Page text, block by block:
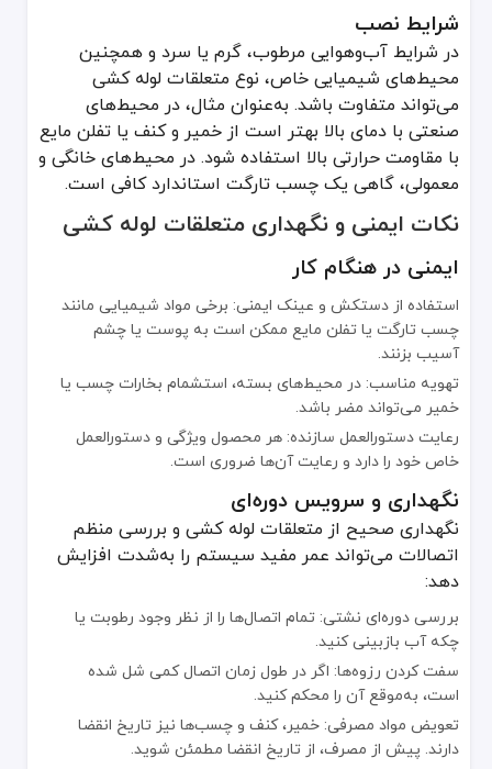
شرایط نصب
در شرایط آب‌وهوایی مرطوب، گرم یا سرد و همچنین
محیط‌های شیمیایی خاص، نوع متعلقات لوله کشی
می‌تواند متفاوت باشد. به‌عنوان مثال، در محیط‌های
صنعتی با دمای بالا بهتر است از خمیر و کنف یا تفلن مایع
با مقاومت حرارتی بالا استفاده شود. در محیط‌های خانگی و
معمولی، گاهی یک چسب تارگت استاندارد کافی است.
نکات ایمنی و نگهداری متعلقات لوله کشی
ایمنی در هنگام کار
استفاده از دستکش و عینک ایمنی: برخی مواد شیمیایی مانند
چسب تارگت یا تفلن مایع ممکن است به پوست یا چشم
آسیب بزنند.
تهویه مناسب: در محیط‌های بسته، استشمام بخارات چسب یا
خمیر می‌تواند مضر باشد.
رعایت دستورالعمل سازنده: هر محصول ویژگی و دستورالعمل
خاص خود را دارد و رعایت آن‌ها ضروری است.
نگهداری و سرویس دوره‌ای
نگهداری صحیح از متعلقات لوله کشی و بررسی منظم
اتصالات می‌تواند عمر مفید سیستم را به‌شدت افزایش
دهد:
بررسی دوره‌ای نشتی: تمام اتصال‌ها را از نظر وجود رطوبت یا
چکه آب بازبینی کنید.
سفت کردن رزوه‌ها: اگر در طول زمان اتصال کمی شل شده
است، به‌موقع آن را محکم کنید.
تعویض مواد مصرفی: خمیر، کنف و چسب‌ها نیز تاریخ انقضا
دارند. پیش از مصرف، از تاریخ انقضا مطمئن شوید.